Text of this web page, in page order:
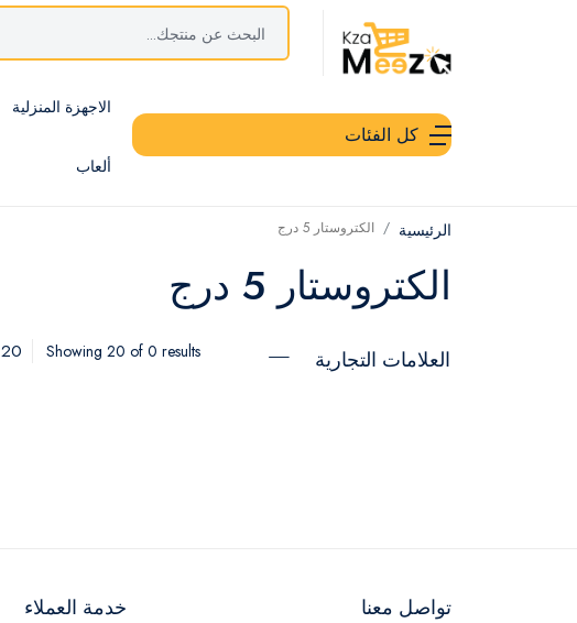
كل الفئات
الاجهزة المنزلية
ألعاب
الرئيسية الكتروستار 5 درج
الكتروستار 5 درج
العلامات التجارية Showing 20 of 0 results
20
تواصل معنا خدمة العملاء